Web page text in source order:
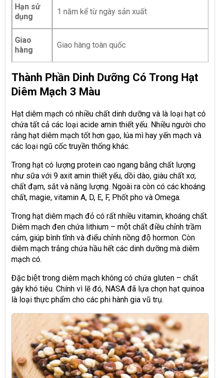
Hạn sử
dụng
1 năm kể từ ngày sản xuất
Giao
hàng
Giao hàng toàn quốc
Thành Phần Dinh Dưỡng Có Trong Hạt
Diêm Mạch 3 Màu
Hạt diêm mạch có nhiều chất dinh dưỡng và là loại hạt có
chứa tất cả các loại acide amin thiết yếu. Nhiều người cho
rằng hạt diêm mạch tốt hơn gạo, lúa mì hay yến mạch và
các loại ngũ cốc truyền thống khác.
Trong hạt có lượng protein cao ngang bằng chất lượng
như sữa với 9 axit amin thiết yếu, dồi dào, giàu chất xơ,
chất đạm, sắt và năng lượng. Ngoài ra còn có các khoáng
chất, magie, vitamin A, D, E, F, Phốt pho và Omega.
Trong hạt diêm mạch đỏ có rất nhiều vitamin, khoáng chất.
Diêm mạch đen chứa lithium – một chất điều chỉnh trầm
cảm, giúp bình tĩnh và điểu chỉnh nồng độ hormon. Còn
diêm mạch trắng chứa hầu hết các dinh dưỡng mà diêm
mạch có.
Đặc biệt trong diêm mạch không có chứa gluten – chất
gây khó tiêu. Chính vì lẽ đó, NASA đã lựa chọn hạt quinoa
là loại thực phẩm cho các phi hành gia vũ trụ.